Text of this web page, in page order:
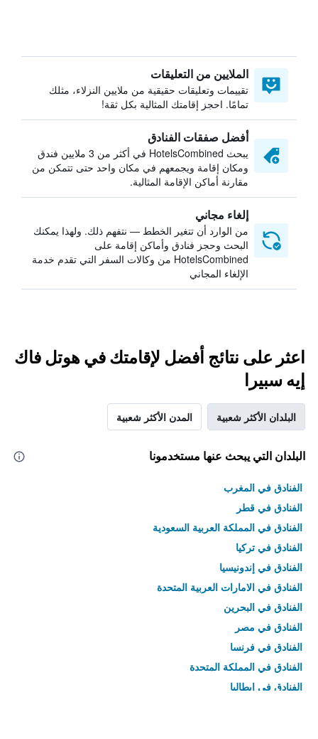
الملايين من التعليقات
تقييمات وتعليقات حقيقية من ملايين النزلاء، مثلك
تمامًا. احجز إقامتك المثالية بكل ثقة!
أفضل صفقات الفنادق
يبحث HotelsCombined في أكثر من 3 ملايين فندق
ومكان إقامة ويجمعهم في مكان واحد حتى تتمكن من
مقارنة أماكن الإقامة المثالية.
إلغاء مجاني
من الوارد أن تتغير الخطط — نتفهم ذلك. ولهذا يمكنك
البحث وحجز فنادق وأماكن إقامة على
HotelsCombined من وكالات السفر التي تقدم خدمة
الإلغاء المجاني
اعثر على نتائج أفضل لإقامتك في هوتل فاك
إيه سبيرا
البلدان الأكثر شعبية المدن الأكثر شعبية
البلدان التي يبحث عنها مستخدمونا
الفنادق في المغرب
الفنادق في قطر
الفنادق في المملكة العربية السعودية
الفنادق في تركيا
الفنادق في إندونيسيا
الفنادق في الامارات العربية المتحدة
الفنادق في البحرين
الفنادق في مصر
الفنادق في فرنسا
الفنادق في المملكة المتحدة
الفنادق في إيطاليا